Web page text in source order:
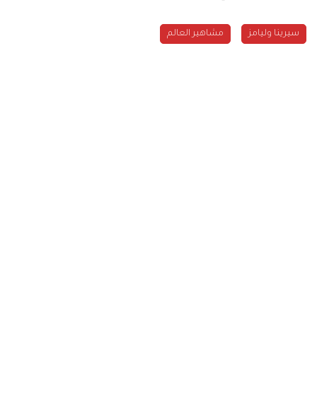
سيرينا وليامز مشاهير العالم